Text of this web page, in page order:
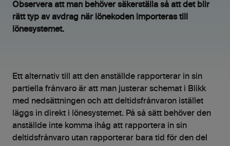
Observera att man behöver säkerställa så att det blir
rätt typ av avdrag när lönekoden importeras till
lönesystemet.
Ett alternativ till att den anställde rapporterar in sin
partiella frånvaro är att man justerar schemat i Blikk
med nedsättningen och att deltidsfrånvaron istället
läggs in direkt i lönesystemet. På så sätt behöver den
anställde inte komma ihåg att rapportera in sin
deltidsfrånvaro utan rapporterar bara tid för den del